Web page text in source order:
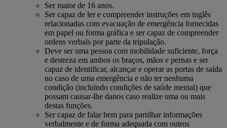
Ser maior de 16 anos.
Ser capaz de ler e compreender instruções em inglês
relacionadas com evacuação de emergência fornecidas
em papel ou forma gráfica e ser capaz de compreender
ordens verbais por parte da tripulação.
Deve ser uma pessoa com mobilidade suficiente, força
e destreza em ambos os braços, mãos e pernas e ser
capaz de identificar, alcançar e operar as portas de saída
no caso de uma emergência e não ter nenhuma
condição (incluindo condições de saúde mental) que
possam causar-lhe danos caso realize uma ou mais
destas funções.
Ser capaz de falar bem para partilhar informações
verbalmente e de forma adequada com outros